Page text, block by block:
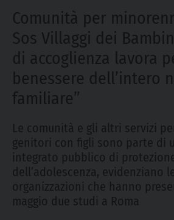
Comunità per
Sos Villaggi dei
di accoglienza lavora
benessere dell’intero
familiare”
Le comunità e gli altri servizi
genitori con figli sono parte di
integrato pubblico di
dell’adolescenza, evidenziano
organizzazioni che hanno
maggio due studi a Roma